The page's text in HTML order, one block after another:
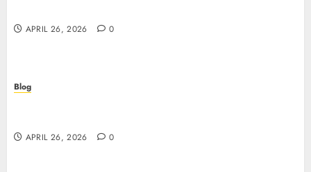
APRIL 26, 2026 0
Blog
APRIL 26, 2026 0